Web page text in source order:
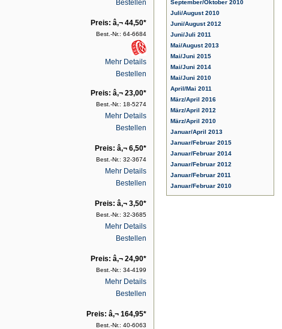
Bestellen
Preis: â‚¬ 44,50*
Best.-Nr.: 64-6684
Mehr Details
Bestellen
Preis: â‚¬ 23,00*
Best.-Nr.: 18-5274
Mehr Details
Bestellen
Preis: â‚¬ 6,50*
Best.-Nr.: 32-3674
Mehr Details
Bestellen
Preis: â‚¬ 3,50*
Best.-Nr.: 32-3685
Mehr Details
Bestellen
Preis: â‚¬ 24,90*
Best.-Nr.: 34-4199
Mehr Details
Bestellen
Preis: â‚¬ 164,95*
Best.-Nr.: 40-6063
September/Oktober 2010
Juli/August 2010
Juni/August 2012
Juni/Juli 2011
Mai/August 2013
Mai/Juni 2015
Mai/Juni 2014
Mai/Juni 2010
April/Mai 2011
März/April 2016
März/April 2012
März/April 2010
Januar/April 2013
Januar/Februar 2015
Januar/Februar 2014
Januar/Februar 2012
Januar/Februar 2011
Januar/Februar 2010